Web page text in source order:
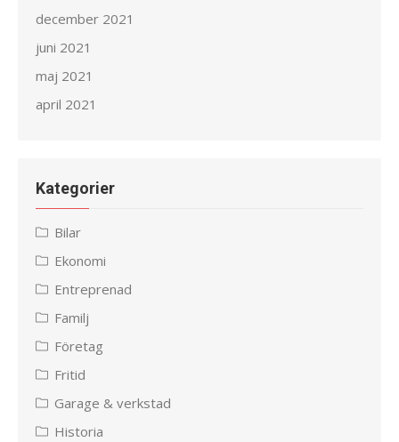
december 2021
juni 2021
maj 2021
april 2021
Kategorier
Bilar
Ekonomi
Entreprenad
Familj
Företag
Fritid
Garage & verkstad
Historia